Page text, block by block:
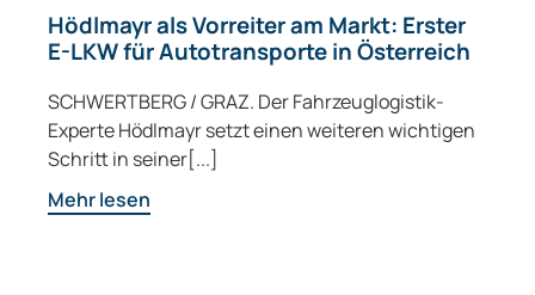
Hödlmayr als Vorreiter am Markt: Erster
E-LKW für Autotransporte in Österreich
SCHWERTBERG / GRAZ. Der Fahrzeuglogistik-
Experte Hödlmayr setzt einen weiteren wichtigen
Schritt in seiner[...]
Mehr lesen